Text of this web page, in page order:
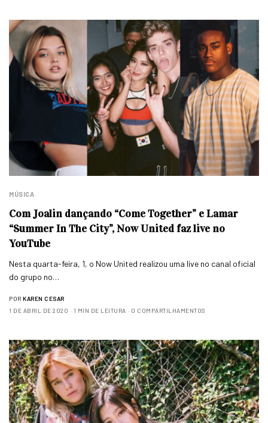
MÚSICA
Com Joalin dançando “Come Together” e Lamar
“Summer In The City”, Now United faz live no
YouTube
Nesta quarta-feira, 1, o Now United realizou uma live no canal oficial
do grupo no…
POR KAREN CESAR
1 DE ABRIL DE 2020
1 MIN DE LEITURA 0 COMPARTILHAMENTOS